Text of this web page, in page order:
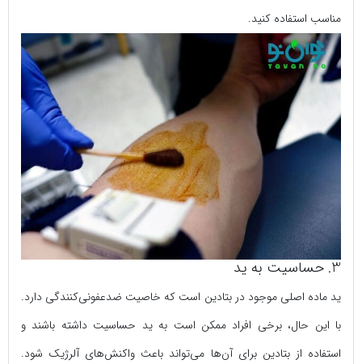
مناسب استفاده کنید.
3. حساسیت به ید
ید ماده اصلی موجود در بتادین است که خاصیت ضدعفونی‌کنندگی دارد.
با این حال، برخی افراد ممکن است به ید حساسیت داشته باشند و
استفاده از بتادین برای آن‌ها می‌تواند باعث واکنش‌های آلرژیک شود.